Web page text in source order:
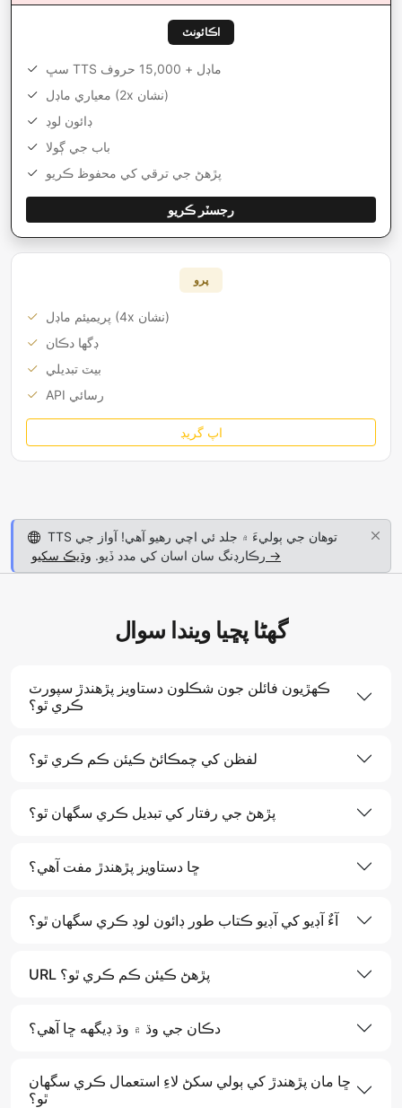
اڪائونٽ
سڀ TTS ماڊل + 15,000 حروف
معياري ماڊل (2x نشان)
ڊائون لوڊ
باب جي ڳولا
پڙهڻ جي ترقي کي محفوظ ڪريو
رجسٽر ڪريو
پرو
پريميئم ماڊل (4x نشان)
ڊگها دڪان
بيٽ تبديلي
API رسائي
اپ گريڊ
TTS توھان جي ٻوليءَ ۾ جلد ئي اچي رهيو آھي! آواز جي
رڪارڊنگ سان اسان کي مدد ڏيو. وڌيڪ سکيو →
گھڻا پڇيا ويندا سوال
ڪھڙيون فائلن جون شڪلون دستاويز پڙهندڙ سپورٽ
ڪري ٿو؟
لفظن کي چمڪائڻ ڪيئن ڪم ڪري ٿو؟
پڙهڻ جي رفتار کي تبديل ڪري سگهان ٿو؟
ڇا دستاويز پڙهندڙ مفت آھي؟
آءٌ آڊيو کي آڊيو ڪتاب طور ڊائون لوڊ ڪري سگهان ٿو؟
URL پڙهڻ ڪيئن ڪم ڪري ٿو؟
دڪان جي وڌ ۾ وڌ ڊيگهه ڇا آھي؟
ڇا مان پڙهندڙ کي ٻولي سکڻ لاءِ استعمال ڪري سگهان
ٿو؟